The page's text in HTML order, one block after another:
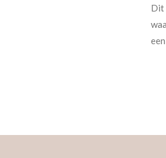
Dit